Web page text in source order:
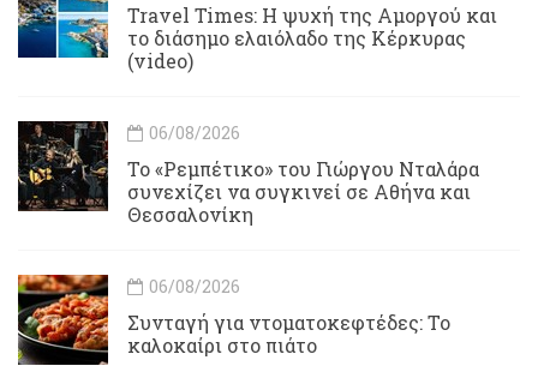
Travel Times: H ψυχή της Αμοργού και
το διάσημο ελαιόλαδο της Κέρκυρας
(video)
06/08/2026
Το «Ρεμπέτικο» του Γιώργου Νταλάρα
συνεχίζει να συγκινεί σε Αθήνα και
Θεσσαλονίκη
06/08/2026
Συνταγή για ντοματοκεφτέδες: Το
καλοκαίρι στο πιάτο